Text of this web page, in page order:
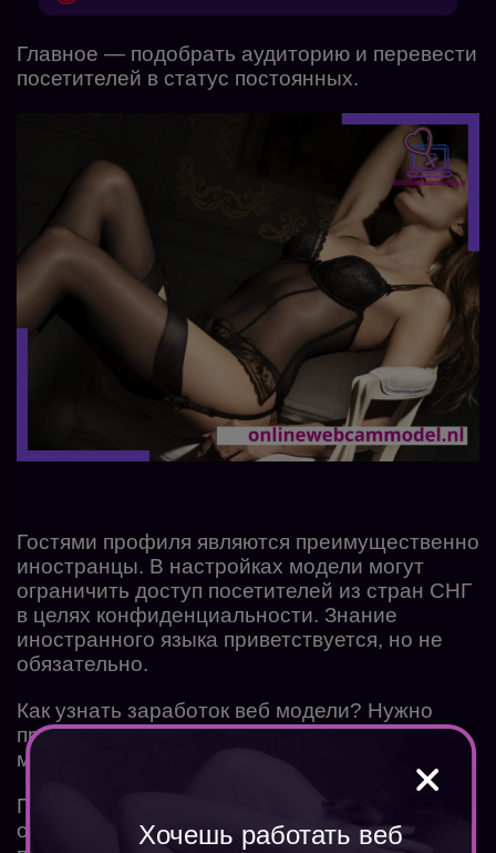
Главное — подобрать аудиторию и перевести
посетителей в статус постоянных.
Гостями профиля являются преимущественно
иностранцы. В настройках модели могут
ограничить доступ посетителей из стран СНГ
в целях конфиденциальности. Знание
иностранного языка приветствуется, но не
обязательно.
Как узнать заработок веб модели? Нужно
просто использоватькалькулятор вебкам
модели — он есть онлайн на нашем сайте.
Перед выходом в эфир модель должна
определить категорию, в которой будет
Хочешь работать веб